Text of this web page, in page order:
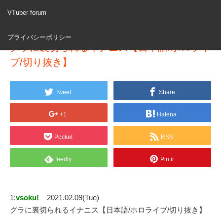
VTuber forum
プライバシーポリシー
グラに裏切られるイナニス【日本語/ホロライ
ブ/切り抜き】
Tweet Share
+1 Hatena
Pocket RSS
feedly Pin it
1:vsoku!
2021.02.09(Tue)
グラに裏切られるイナニス【日本語/ホロライブ/切り抜き】